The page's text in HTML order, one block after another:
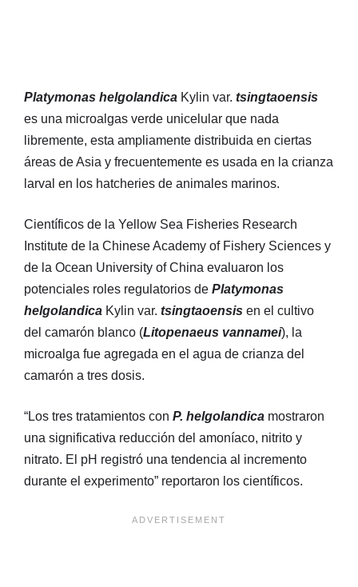
Platymonas helgolandica Kylin var. tsingtaoensis
es una microalgas verde unicelular que nada
libremente, esta ampliamente distribuida en ciertas
áreas de Asia y frecuentemente es usada en la crianza
larval en los hatcheries de animales marinos.
Científicos de la Yellow Sea Fisheries Research
Institute de la Chinese Academy of Fishery Sciences y
de la Ocean University of China evaluaron los
potenciales roles regulatorios de Platymonas
helgolandica Kylin var. tsingtaoensis en el cultivo
del camarón blanco (Litopenaeus vannamei), la
microalga fue agregada en el agua de crianza del
camarón a tres dosis.
“Los tres tratamientos con P. helgolandica mostraron
una significativa reducción del amoníaco, nitrito y
nitrato. El pH registró una tendencia al incremento
durante el experimento” reportaron los científicos.